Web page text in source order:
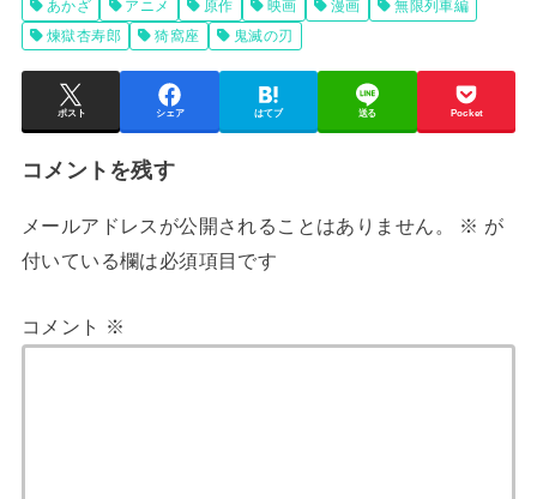
あかざ アニメ 原作 映画 漫画
無限列車編
煉獄杏寿郎
猗窩座 鬼滅の刃
ポスト シェア はてブ 送る Pocket
コメントを残す
メールアドレスが公開されることはありません。 ※ が
付いている欄は必須項目です
コメント ※